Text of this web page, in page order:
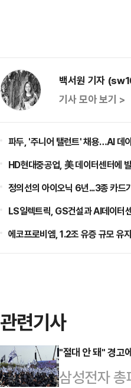
백서원 기자
기사 모아 보기 >
파두, '주니어 탤런트' 채용…AI 데
HD현대중공업, 美 데이터센터에
정의선의 아이오닉 6년...3종 카드
LS일렉트릭, GS건설과 AI데이터
에코프로비엠, 1.2조 유증 규모 유
관련기사
"절대 안 돼" 경고
삼성전자